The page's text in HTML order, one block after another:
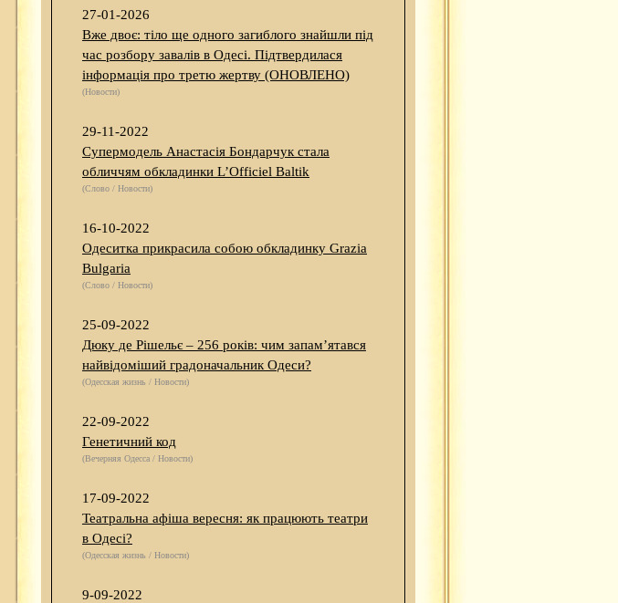
27-01-2026
Вже двоє: тіло ще одного загиблого знайшли під
час розбору завалів в Одесі. Підтвердилася
інформація про третю жертву (ОНОВЛЕНО)
(Новости)
29-11-2022
Супермодель Анастасія Бондарчук стала
обличчям обкладинки L’Officiel Baltik
(Слово / Новости)
16-10-2022
Одеситка прикрасила собою обкладинку Grazia
Bulgaria
(Слово / Новости)
25-09-2022
Дюку де Рішельє – 256 років: чим запам’ятався
найвідоміший градоначальник Одеси?
(Одесская жизнь / Новости)
22-09-2022
Генетичний код
(Вечерняя Одесса / Новости)
17-09-2022
Театральна афіша вересня: як працюють театри
в Одесі?
(Одесская жизнь / Новости)
9-09-2022